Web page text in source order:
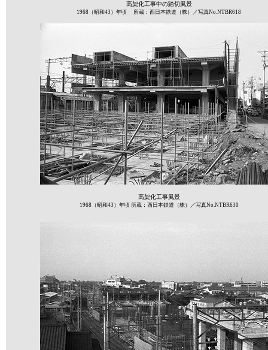
高架化工事中の踏切風景
1968（昭和43）年頃 所蔵：西日本鉄道（株）／写真No.NTBR618
高架化工事風景
1968（昭和43）年頃 所蔵：西日本鉄道（株）／写真No.NTBR630